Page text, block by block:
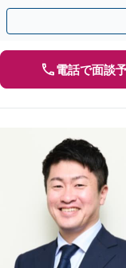
指します【Google口コミ
電話で面談